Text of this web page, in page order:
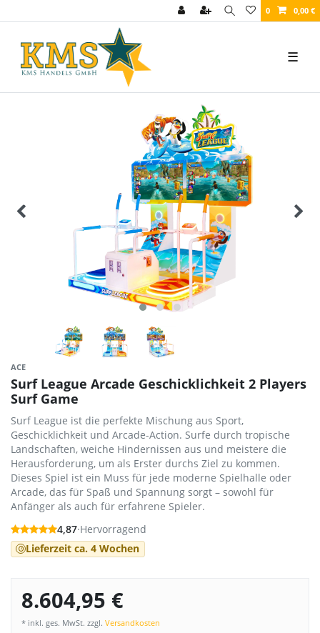
0 0,00 €
☰
ACE
Surf League Arcade Geschicklichkeit 2 Players
Surf Game
Surf League ist die perfekte Mischung aus Sport,
Geschicklichkeit und Arcade-Action. Surfe durch tropische
Landschaften, weiche Hindernissen aus und meistere die
Herausforderung, um als Erster durchs Ziel zu kommen.
Dieses Spiel ist ein Muss für jede moderne Spielhalle oder
Arcade, das für Spaß und Spannung sorgt – sowohl für
Anfänger als auch für erfahrene Spieler.
4,87·Hervorragend
Lieferzeit ca. 4 Wochen
8.604,95 €
* inkl. ges. MwSt. zzgl. Versandkosten